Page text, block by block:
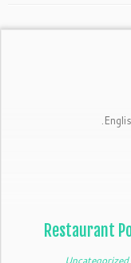
Uncategorized